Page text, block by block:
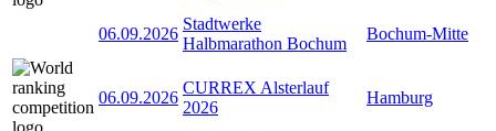
06.09.2026
Stadtwerke
Halbmarathon Bochum
Bochum-Mitte
06.09.2026
CURREX Alsterlauf
2026
Hamburg